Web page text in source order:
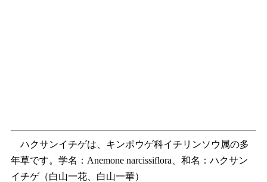
ハクサンイチゲは、キンポウゲ科イチリンソウ属の多
年草です。学名：Anemone narcissiflora、和名：ハクサン
イチゲ（白山一花、白山一華）